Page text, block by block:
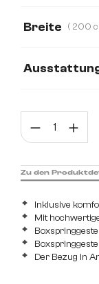
Breite
mit
Inklusive
Mit
Der Bezug in
Zu den